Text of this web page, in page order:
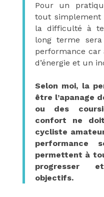
Pour un
tout simplement
la difficulté à
long terme
performance car
d’énergie et un
Selon moi, la
être l’apanage
ou des
confort ne
cycliste
performance
permettent à
progresser
objectifs.